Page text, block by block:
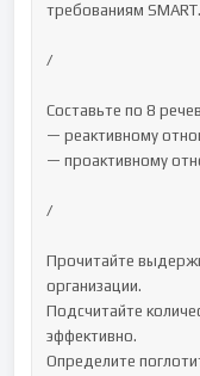
требованиям SMART.
/
Составьте по 8
— реактивному
— проактивному
/
Прочитайте
организации.
Подсчитайте
эффективно.
Определите